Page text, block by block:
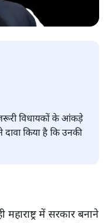
ज़रूरी विधायकों के आंकड़े
किया है कि उनकी
में सरकार बनाने